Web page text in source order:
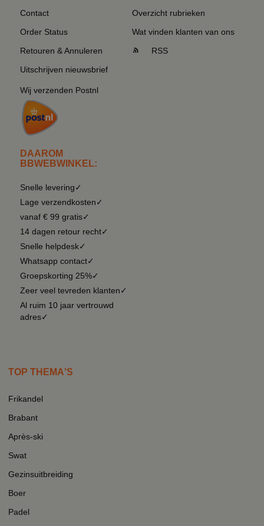
Contact
Order Status
Retouren & Annuleren
Uitschrijven nieuwsbrief
Wij verzenden Postnl
DAAROM
BBWEBWINKEL:
Snelle levering✓
Lage verzendkosten✓
vanaf € 99 gratis✓
14 dagen retour recht✓
Snelle helpdesk✓
Whatsapp contact✓
Groepskorting 25%✓
Zeer veel tevreden klanten✓
Al ruim 10 jaar vertrouwd
adres✓
Overzicht rubrieken
Wat vinden klanten van ons
RSS
TOP THEMA'S
Frikandel
Brabant
Après-ski
Swat
Gezinsuitbreiding
Boer
Padel